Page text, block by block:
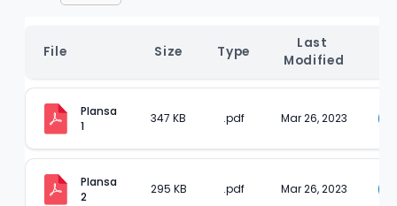
File Size Type
Last
Modified
Plansa
1
347 KB .pdf Mar 26, 2023
Plansa
2
295 KB .pdf Mar 26, 2023